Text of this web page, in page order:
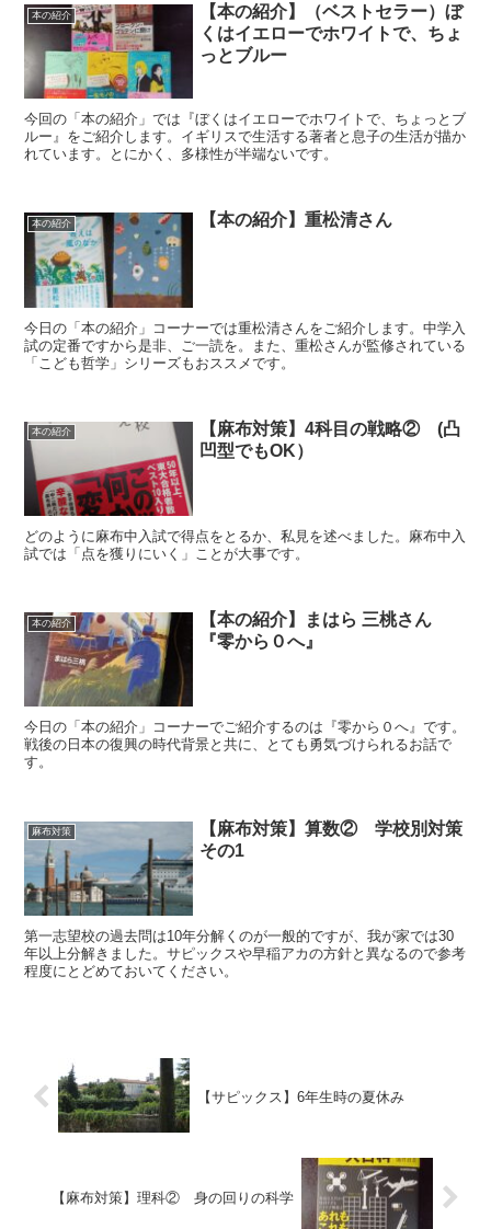
本の紹介
【本の紹介】（ベストセラー）ぼ
くはイエローでホワイトで、ちょ
っとブルー
今回の「本の紹介」では『ぼくはイエローでホワイトで、ちょっとブ
ルー』をご紹介します。イギリスで生活する著者と息子の生活が描か
れています。とにかく、多様性が半端ないです。
本の紹介 【本の紹介】重松清さん
今日の「本の紹介」コーナーでは重松清さんをご紹介します。中学入
試の定番ですから是非、ご一読を。また、重松さんが監修されている
「こども哲学」シリーズもおススメです。
本の紹介
【麻布対策】4科目の戦略② (凸
凹型でもOK）
どのように麻布中入試で得点をとるか、私見を述べました。麻布中入
試では「点を獲りにいく」ことが大事です。
本の紹介
【本の紹介】まはら 三桃さん
『零から０へ』
今日の「本の紹介」コーナーでご紹介するのは『零から０へ』です。
戦後の日本の復興の時代背景と共に、とても勇気づけられるお話で
す。
麻布対策
【麻布対策】算数② 学校別対策
その1
第一志望校の過去問は10年分解くのが一般的ですが、我が家では30
年以上分解きました。サピックスや早稲アカの方針と異なるので参考
程度にとどめておいてください。
【サピックス】6年生時の夏休み
【麻布対策】理科② 身の回りの科学